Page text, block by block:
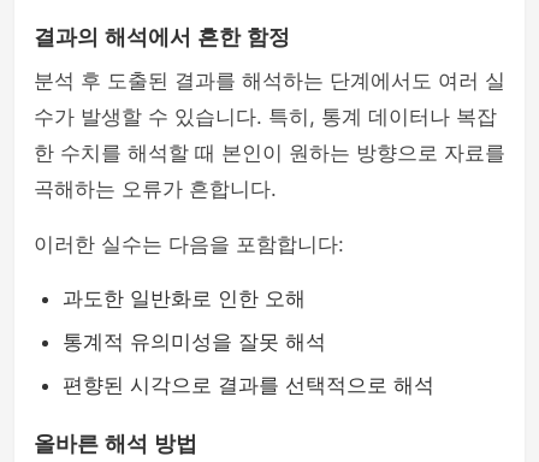
결과의 해석에서 흔한 함정
분석 후 도출된 결과를 해석하는 단계에서도 여러 실
수가 발생할 수 있습니다. 특히, 통계 데이터나 복잡
한 수치를 해석할 때 본인이 원하는 방향으로 자료를
곡해하는 오류가 흔합니다.
이러한 실수는 다음을 포함합니다:
과도한 일반화로 인한 오해
통계적 유의미성을 잘못 해석
편향된 시각으로 결과를 선택적으로 해석
올바른 해석 방법